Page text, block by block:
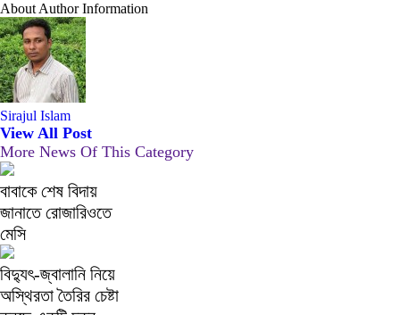
About Author Information
Sirajul Islam
View All Post
More News Of This Category
বাবাকে শেষ বিদায়
জানাতে রোজারিওতে
মেসি
বিদ্যুৎ-জ্বালানি নিয়ে
অস্থিরতা তৈরির চেষ্টা